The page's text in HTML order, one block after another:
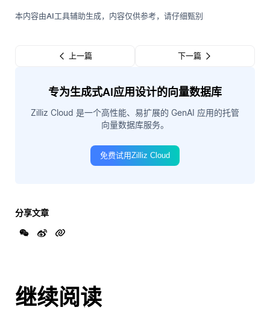
本内容由AI工具辅助生成，内容仅供参考，请仔细甄别
上一篇 下一篇
专为生成式AI应用设计的向量数据库
Zilliz Cloud 是一个高性能、易扩展的 GenAI 应用的托管
向量数据库服务。
免费试用Zilliz Cloud
分享文章
继续阅读